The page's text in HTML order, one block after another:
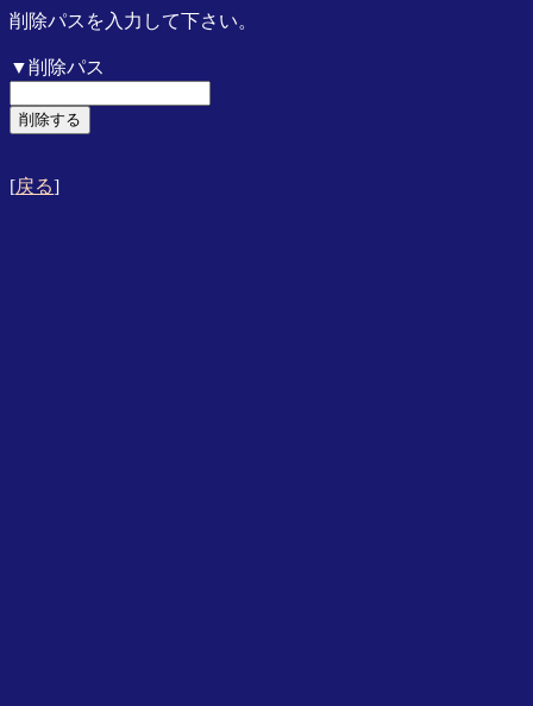
削除パスを入力して下さい。
▼削除パス
[戻る]